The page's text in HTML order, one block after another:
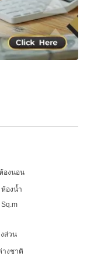
องนอน
ห้องน้ำ
ส่วน
างชาติ